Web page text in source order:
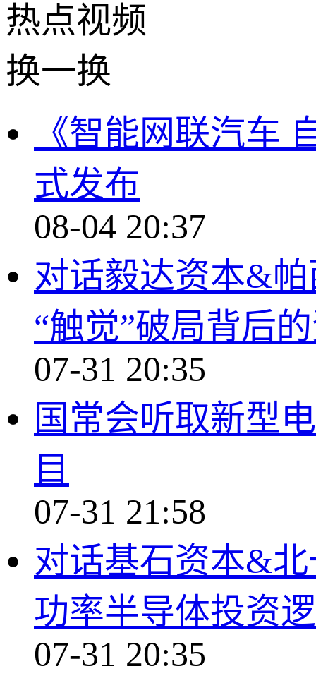
热点视频
换一换
《智能网联汽车
式发布
08-04 20:37
对话毅达资本&
“触觉”破局背后
07-31 20:35
国常会听取新型
目
07-31 21:58
对话基石资本&
功率半导体投资
07-31 20:35